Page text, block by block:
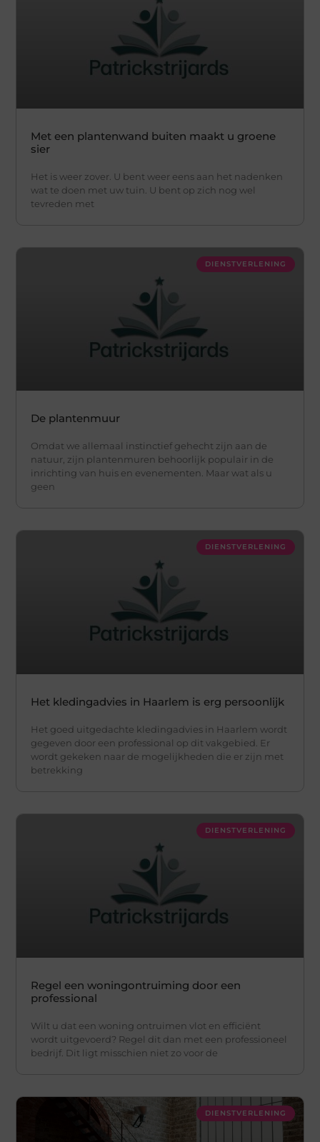
Met een plantenwand buiten maakt u groene
sier
Het is weer zover. U bent weer eens aan het nadenken
wat te doen met uw tuin. U bent op zich nog wel
tevreden met
DIENSTVERLENING
De plantenmuur
Omdat we allemaal instinctief gehecht zijn aan de
natuur, zijn plantenmuren behoorlijk populair in de
inrichting van huis en evenementen. Maar wat als u
geen
DIENSTVERLENING
Het kledingadvies in Haarlem is erg persoonlijk
Het goed uitgedachte kledingadvies in Haarlem wordt
gegeven door een professional op dit vakgebied. Er
wordt gekeken naar de mogelijkheden die er zijn met
betrekking
DIENSTVERLENING
Regel een woningontruiming door een
professional
Wilt u dat een woning ontruimen vlot en efficiënt
wordt uitgevoerd? Regel dit dan met een professioneel
bedrijf. Dit ligt misschien niet zo voor de
DIENSTVERLENING